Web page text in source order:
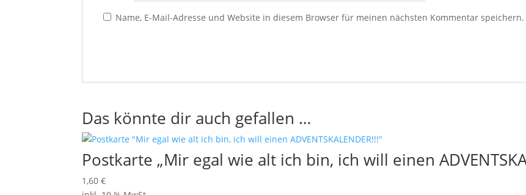
Name, E-Mail-Adresse und Website in diesem Browser für meinen nächsten Kommentar speichern.
Das könnte dir auch gefallen …
Postkarte „Mir egal wie alt ich bin, ich will einen
1,60€